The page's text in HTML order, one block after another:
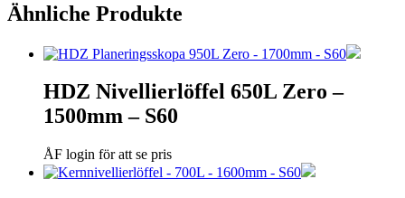
Ähnliche Produkte
HDZ Nivellierlöffel 650L Zero –
1500mm – S60
ÅF login för att se pris